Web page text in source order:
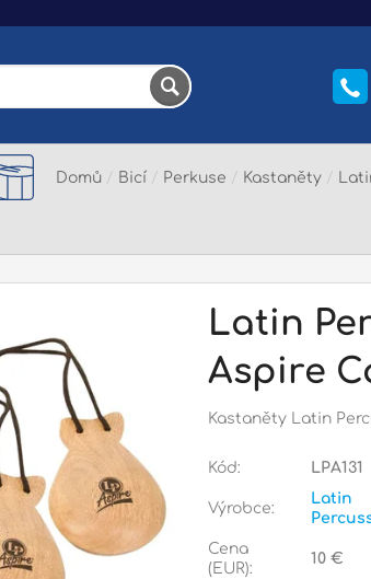
Domů / Bicí / Perkuse / Kastaněty /
Latin
Aspire
Kastaněty Latin
Kód: LPA131
Výrobce:
Latin
Cena
(EUR):
10 €